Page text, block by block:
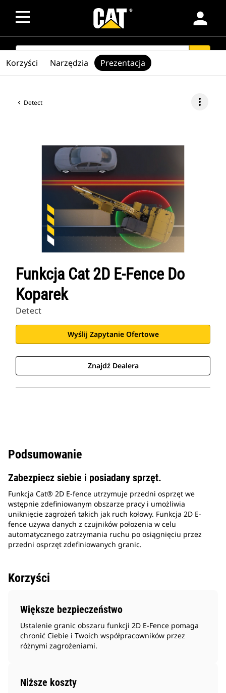
person
SEARCH
Detect more_vert
Funkcja Cat 2D E-Fence Do
Koparek
Detect
Wyślij Zapytanie Ofertowe
Znajdź Dealera
Korzyści Narzędzia Prezentacja
Podsumowanie
Zabezpiecz siebie i posiadany sprzęt.
Funkcja Cat® 2D E-fence utrzymuje przedni osprzęt we
wstępnie zdefiniowanym obszarze pracy i umożliwia
uniknięcie zagrożeń takich jak ruch kołowy. Funkcja 2D E-
fence używa danych z czujników położenia w celu
automatycznego zatrzymania ruchu po osiągnięciu przez
przedni osprzęt zdefiniowanych granic.
Korzyści
Większe bezpieczeństwo
Ustalenie granic obszaru funkcji 2D E-Fence pomaga
chronić Ciebie i Twoich współpracowników przez
różnymi zagrożeniami.
Niższe koszty